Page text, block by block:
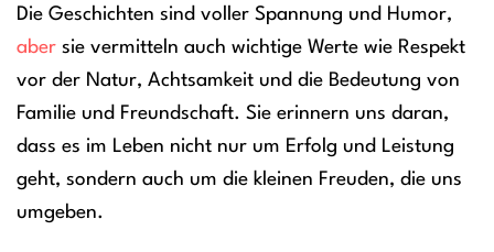
Die Geschichten sind voller Spannung und Humor,
aber sie vermitteln auch wichtige Werte wie Respekt
vor der Natur, Achtsamkeit und die Bedeutung von
Familie und Freundschaft. Sie erinnern uns daran,
dass es im Leben nicht nur um Erfolg und Leistung
geht, sondern auch um die kleinen Freuden, die uns
umgeben.